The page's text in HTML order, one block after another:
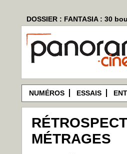
DOSSIER : FANTASIA : 30
NUMÉROS ESSAIS
MÉTRAGES